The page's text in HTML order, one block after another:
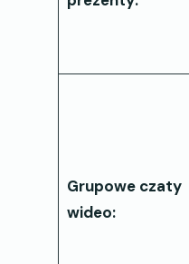
Grupowe czaty
wideo: